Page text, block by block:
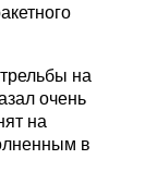
на
очень
на
в